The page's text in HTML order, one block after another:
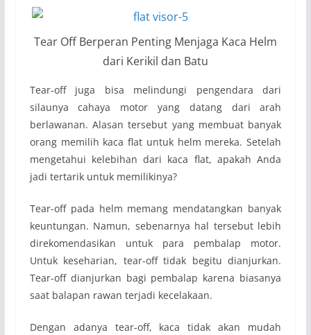
Tear Off Berperan Penting Menjaga Kaca Helm
dari Kerikil dan Batu
Tear-off juga bisa melindungi pengendara dari
silaunya cahaya motor yang datang dari arah
berlawanan. Alasan tersebut yang membuat banyak
orang memilih kaca flat untuk helm mereka. Setelah
mengetahui kelebihan dari kaca flat, apakah Anda
jadi tertarik untuk memilikinya?
Tear-off pada helm memang mendatangkan banyak
keuntungan. Namun, sebenarnya hal tersebut lebih
direkomendasikan untuk para pembalap motor.
Untuk keseharian, tear-off tidak begitu dianjurkan.
Tear-off dianjurkan bagi pembalap karena biasanya
saat balapan rawan terjadi kecelakaan.
Dengan adanya tear-off, kaca tidak akan mudah